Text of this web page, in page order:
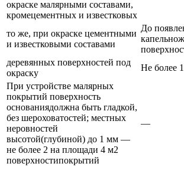
окраске малярными составами,
кромецементных и известковых
то же, при окраске цементными
и известковыми составами
До
деревянных поверхностей под
окраску
Не более
При устройстве малярных
покрытий поверхность
основаниядолжна быть гладкой,
без шероховатостей; местных
неровностей
высотой(глубиной) до 1 мм —
не более 2 на площади 4 м2
поверхностипокрытий
—